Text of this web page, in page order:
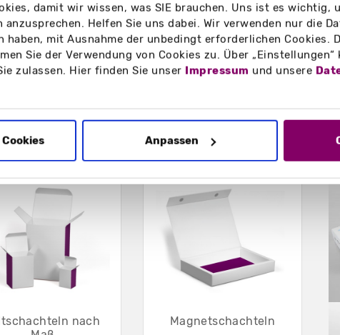
damit wir wissen, was SIE brauchen. Uns ist es wichtig,
Helfen Sie uns dabei. Wir verwenden nur die
haben, mit Ausnahme der unbedingt erforderlichen Cookies.
Sie der Verwendung von Cookies zu. Über
zulassen. Hier finden Sie unser Impressum und unsere
Anpassen
Broschüren, Werbemittel,
Produkte im rechteckigen
nach
Magnetschachteln